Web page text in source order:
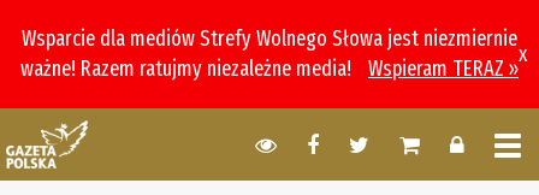
Wsparcie dla mediów Strefy Wolnego Słowa jest niezmiernie
ważne! Razem ratujmy niezależne media!
Wspieram TERAZ »
x